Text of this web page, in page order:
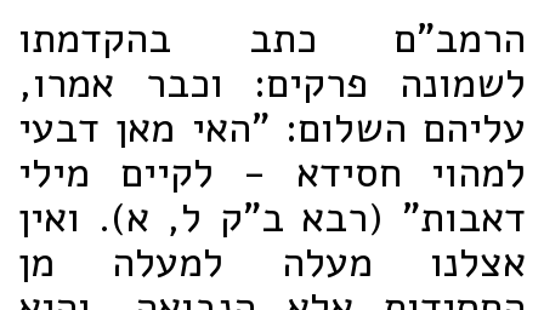
הרמב"ם כתב בהקדמתו
לשמונה פרקים: וכבר אמרו,
עליהם השלום: "האי מאן דבעי
למהוי חסידא - לקיים מילי
דאבות" (רבא ב"ק ל, א). ואין
אצלנו מעלה למעלה מן